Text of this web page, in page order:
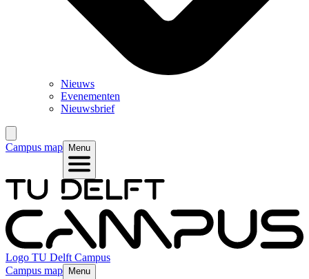
Nieuws
Evenementen
Nieuwsbrief
Campus map Menu
Logo TU Delft Campus
Campus map Menu